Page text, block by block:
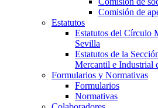
Comisión de
Estatutos
Estatutos del Círculo
Sevilla
Estatutos de la
Mercantil e Industrial
Formularios y Normativas
Formularios
Normativas